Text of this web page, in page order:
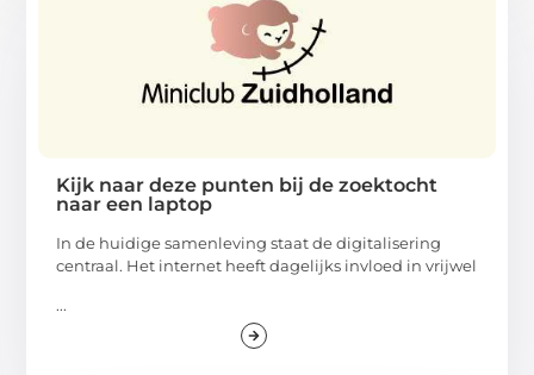
Kijk naar deze punten bij de zoektocht
naar een laptop
In de huidige samenleving staat de digitalisering
centraal. Het internet heeft dagelijks invloed in vrijwel
...